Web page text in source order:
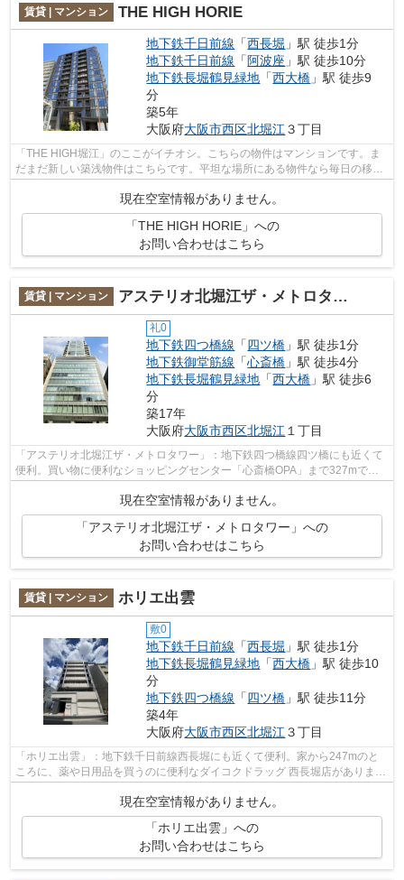
賃貸 | マンション THE HIGH HORIE
地下鉄千日前線 「西長堀 」駅 徒歩1分
地下鉄千日前線 「 阿波座 」駅 徒歩10分
地下鉄長堀鶴見緑地 「西大橋 」駅 徒歩9
分
築5年
大阪府大阪市西区北堀江３丁目
「THE HIGH堀江」のここがイチオシ。こちらの物件はマンションです。ま
だまだ新しい築浅物件はこちらです。平坦な場所にある物件なら毎日の移動
現在空室情報がありません。
「THE HIGH HORIE」への
お問い合わせはこちら
賃貸 | マンション アステリオ北堀江ザ・メトロタワー
礼0
地下鉄四つ橋線 「四ツ橋 」駅 徒歩1分
地下鉄御堂筋線 「心斎橋 」駅 徒歩4分
地下鉄長堀鶴見緑地 「西大橋 」駅 徒歩6
分
築17年
大阪府大阪市西区北堀江 １丁目
「アステリオ北堀江ザ・メトロタワー」：地下鉄四つ橋線四ツ橋にも近くて
便利。買い物に便利なショッピングセンター「心斎橋OPA」まで327mで
現在空室情報がありません。
「アステリオ北堀江ザ・メトロタワー」への
お問い合わせはこちら
賃貸 | マンション ホリエ出雲
敷0
地下鉄千日前線 「西長堀 」駅 徒歩1分
地下鉄長堀鶴見緑地 「西大橋 」駅 徒歩10
分
地下鉄四つ橋線 「四ツ橋 」駅 徒歩11分
築4年
大阪府大阪市西区北堀江 ３丁目
「ホリエ出雲」：地下鉄千日前線西長堀にも近くて便利。家から247mのと
ころに、薬や日用品を買うのに便利なダイコクドラッグ 西長堀店がありま
す。こちらの物件はマンションです。ウォ...
現在空室情報がありません。
「ホリエ出雲」への
お問い合わせはこちら